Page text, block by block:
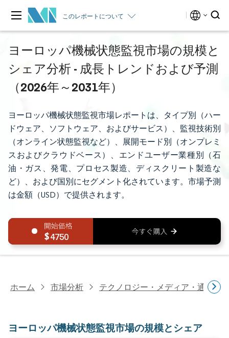
このレポートについて
ヨーロッパ機械状態監視市場の規模と
シェア分析 - 成長トレンドおよび予測
（2026年～2031年）
ヨーロッパ機械状態監視市場レポートは、タイプ別（ハー
ドウェア、ソフトウェア、およびサービス）、監視技術別
（オンライン状態監視など）、展開モード別（オンプレミ
スおよびクラウドベース）、エンドユーザー業種別（石
油・ガス、発電、プロセス製造、ディスクリート製造な
ど）、および国別にセグメント化されています。市場予測
は金額（USD）で提供されます。
4750
ホーム 市場分析 テクノロジー・メディア・通信研
ヨーロッパ機械状態監視市場の規模とシェア